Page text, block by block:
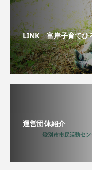
LINK 富岸子育てひ
運営団体紹介